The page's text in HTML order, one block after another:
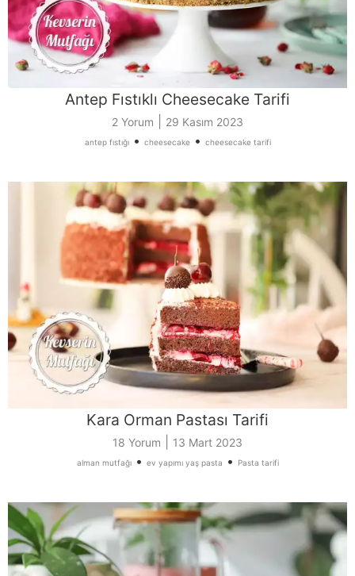
Antep Fıstıklı Cheesecake Tarifi
2 Yorum 29 Kasım 2023
antep fıstığı• cheesecake• cheesecake tarifi
Kara Orman Pastası Tarifi
18 Yorum 13 Mart 2023
alman mutfağı• ev yapımı yaş pasta • Pasta tarifi